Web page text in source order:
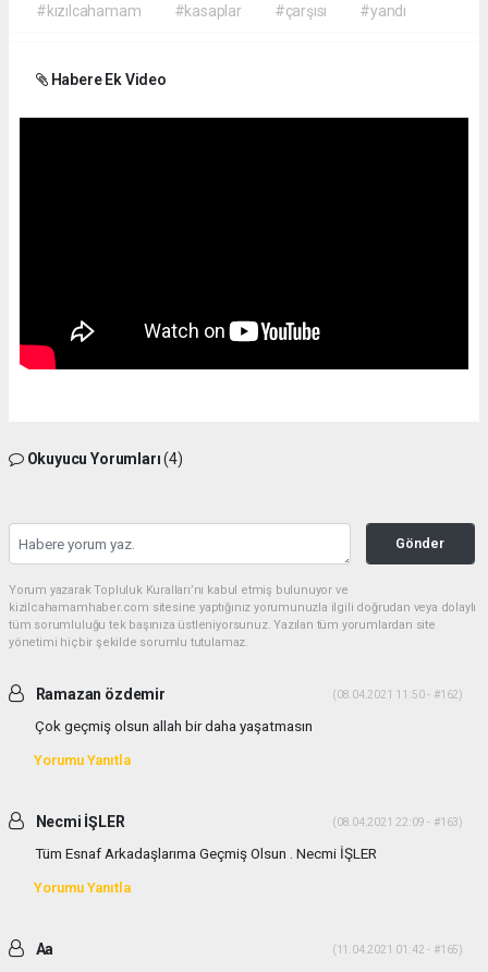
#kızılcahamam #kasaplar #çarşısı #yandı
Habere Ek Video
Okuyucu Yorumları(4)
Gönder
Yorum yazarak Topluluk Kuralları’nı kabul etmiş bulunuyor ve
kizilcahamamhaber.com sitesine yaptığınız yorumunuzla ilgili doğrudan veya dolaylı
tüm sorumluluğu tek başınıza üstleniyorsunuz. Yazılan tüm yorumlardan site
yönetimi hiçbir şekilde sorumlu tutulamaz.
Ramazan özdemir (08.04.2021 11:50 - #162)
Çok geçmiş olsun allah bir daha yaşatmasın
Yorumu Yanıtla
Necmi İŞLER (08.04.2021 22:09 - #163)
Tüm Esnaf Arkadaşlarıma Geçmiş Olsun . Necmi İŞLER
Yorumu Yanıtla
Aa (11.04.2021 01:42 - #165)